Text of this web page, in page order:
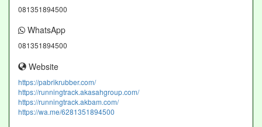
081351894500
WhatsApp
081351894500
Website
https://pabrikrubber.com/
https://runningtrack.akasahgroup.com/
https://runningtrack.akbam.com/
https://wa.me/6281351894500